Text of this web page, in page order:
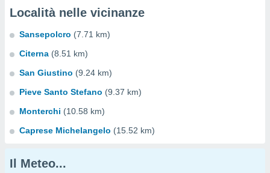
Località nelle vicinanze
Sansepolcro (7.71 km)
Citerna (8.51 km)
San Giustino (9.24 km)
Pieve Santo Stefano (9.37 km)
Monterchi (10.58 km)
Caprese Michelangelo (15.52 km)
Il Meteo...